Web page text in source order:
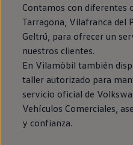
Contamos con diferentes
Tarragona, Vilafranca del
Geltrú, para ofrecer un
nuestros clientes.
En Vilamòbil también
taller autorizado para
servicio oficial de
Vehículos Comerciales,
y confianza.